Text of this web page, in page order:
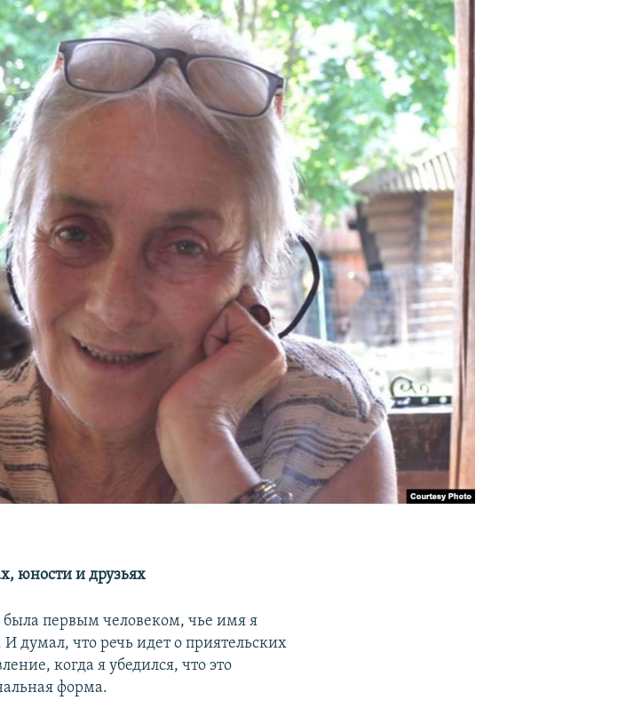
юности и друзьях
первым человеком, чье имя я
думал, что речь идет о приятельских
когда я убедился, что это
форма.